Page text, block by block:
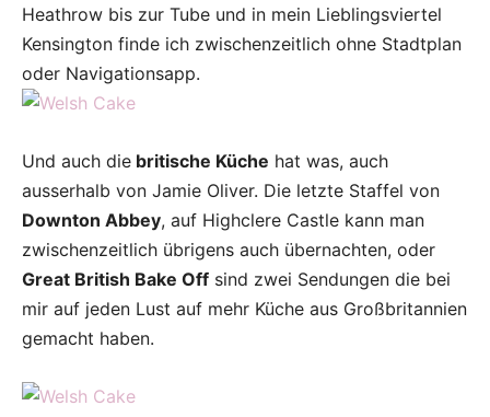
Heathrow bis zur Tube und in mein Lieblingsviertel
Kensington finde ich zwischenzeitlich ohne Stadtplan
oder Navigationsapp.
Und auch die britische Küche hat was, auch
ausserhalb von Jamie Oliver. Die letzte Staffel von
Downton Abbey, auf Highclere Castle kann man
zwischenzeitlich übrigens auch übernachten, oder
Great British Bake Off sind zwei Sendungen die bei
mir auf jeden Lust auf mehr Küche aus Großbritannien
gemacht haben.